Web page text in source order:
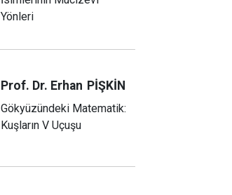
Yönleri
Prof. Dr. Erhan PİŞKİN
Gökyüzündeki Matematik:
Kuşların V Uçuşu